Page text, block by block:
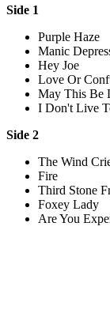
Side 1
Purple Haze
Manic
Hey Joe
Love Or
May This Be
I Don't Live
Side 2
The Wind
Fire
Third Stone
Foxey Lady
Are You